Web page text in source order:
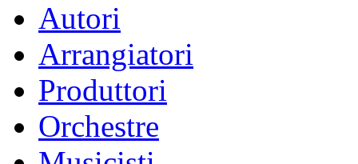
Autori
Arrangiatori
Produttori
Orchestre